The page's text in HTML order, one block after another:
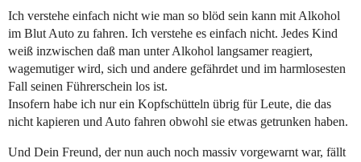
Ich verstehe einfach nicht wie man so blöd sein kann mit Alkohol
im Blut Auto zu fahren. Ich verstehe es einfach nicht. Jedes Kind
weiß inzwischen daß man unter Alkohol langsamer reagiert,
wagemutiger wird, sich und andere gefährdet und im harmlosesten
Fall seinen Führerschein los ist.
Insofern habe ich nur ein Kopfschütteln übrig für Leute, die das
nicht kapieren und Auto fahren obwohl sie etwas getrunken haben.
Und Dein Freund, der nun auch noch massiv vorgewarnt war, fällt